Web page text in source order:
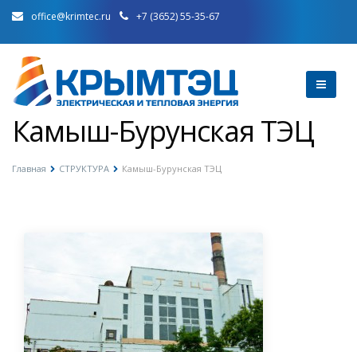
office@krimtec.ru +7 (3652) 55-35-67
Камыш-Бурунская ТЭЦ
Главная СТРУКТУРА Камыш-Бурунская ТЭЦ